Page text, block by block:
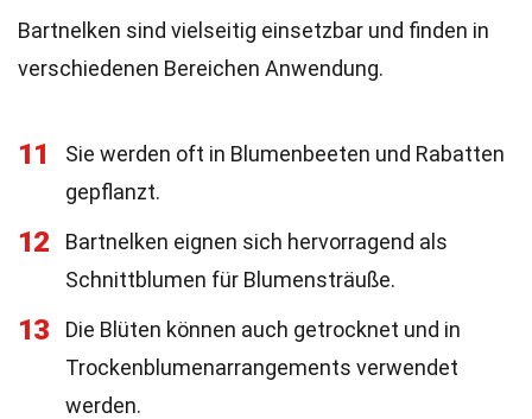
Bartnelken sind vielseitig einsetzbar und finden in
verschiedenen Bereichen Anwendung.
11
Sie werden oft in Blumenbeeten und Rabatten
gepflanzt.
12
Bartnelken eignen sich hervorragend als
Schnittblumen für Blumensträuße.
13
Die Blüten können auch getrocknet und in
Trockenblumenarrangements verwendet
werden.